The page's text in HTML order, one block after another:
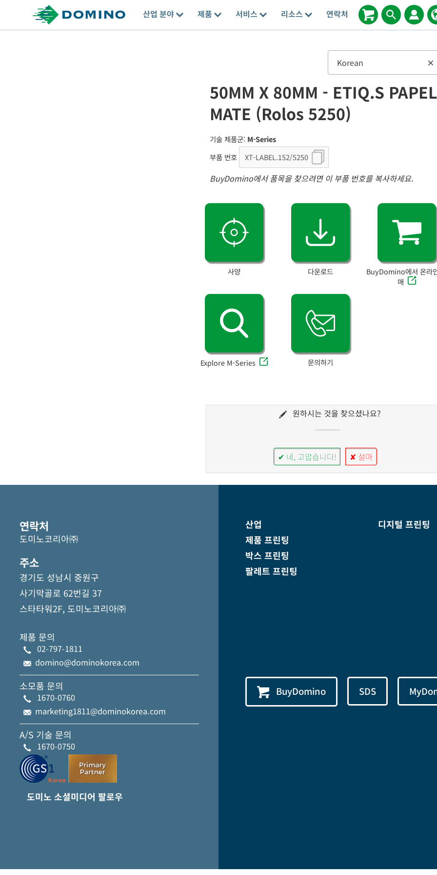
산업 분야 제품 서비스 리소스 연락처
×
Korean
50MM X 80MM - ETIQ.S PAPEL
MATE (Rolos 5250)
기술 제품군: M-Series
부품 번호
BuyDomino에서 품목을 찾으려면 이 부품 번호를 복사하세요.
사양 다운로드
BuyDomino에서 온라
매
Explore M-Series 문의하기
원하시는 것을 찾으셨나요?
✔ 네, 고맙습니다! ✘ 설마
연락처
도미노코리아㈜
주소
경기도 성남시 중원구
사기막골로 62번길 37
스타타워2F, 도미노코리아㈜
제품 문의
02-797-1811
domino@dominokorea.com
소모품 문의
1670-0760
marketing1811@dominokorea.com
A/S 기술 문의
1670-0750
도미노 소셜미디어 팔로우
산업
제품 프린팅
박스 프린팅
팔레트 프린팅
디지털 프린팅
BuyDomino SDS